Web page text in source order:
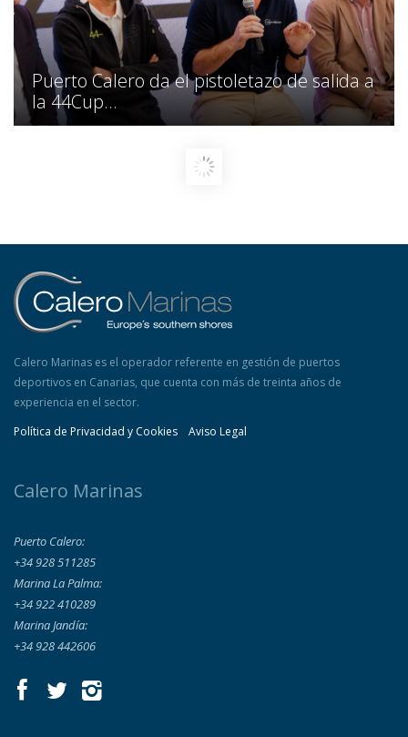
Puerto Calero da el pistoletazo de salida a
la 44Cup...
Calero Marinas es el operador referente en gestión de puertos
deportivos en Canarias, que cuenta con más de treinta años de
experiencia en el sector.
Política de Privacidad y Cookies
Aviso Legal
Calero Marinas
Puerto Calero:
+34 928 511285
Marina La Palma:
+34 922 410289
Marina Jandía:
+34 928 442606